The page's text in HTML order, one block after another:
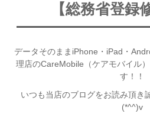
【総務省登録
データそのままiPhone・iPad・
理店のCareMobile（ケアモバイル
す！！
いつも当店のブログをお読み頂き
(*^^)v